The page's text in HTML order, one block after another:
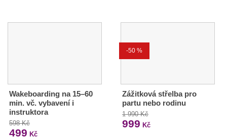
Wakeboarding na 15–60
min. vč. vybavení i
instruktora
598 Kč
499 Kč
-50 %
Zážitková střelba pro
partu nebo rodinu
1 990 Kč
999 Kč